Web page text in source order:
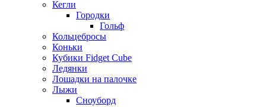
Кегли
Городки
Гольф
Кольцебросы
Коньки
Кубики Fidget Cube
Ледянки
Лошадки на палочке
Лыжи
Сноуборд